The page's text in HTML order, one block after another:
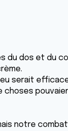
du dos et du
serait
choses
notre